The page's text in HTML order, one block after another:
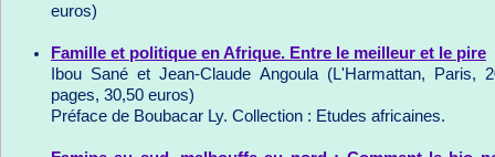
euros)
Famille et politique en Afrique. Entre le meilleur et le pire
Ibou Sané et Jean-Claude Angoula (L'Harmattan, Paris,
pages, 30,50 euros)
Préface de Boubacar Ly. Collection : Etudes africaines.